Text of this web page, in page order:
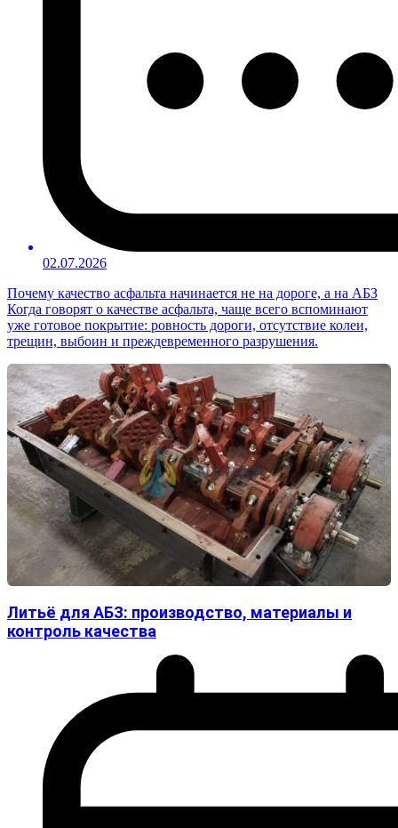
02.07.2026
Почему качество асфальта начинается не на дороге, а на АБЗ
Когда говорят о качестве асфальта, чаще всего вспоминают
уже готовое покрытие: ровность дороги, отсутствие колеи,
трещин, выбоин и преждевременного разрушения.
Литьё для АБЗ: производство, материалы и
контроль качества